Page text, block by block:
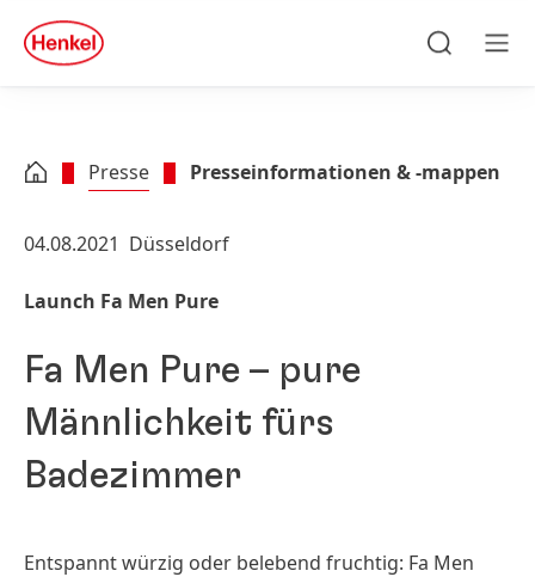
Zu Footer springen
quick
search
Presse Presseinformationen & -mappen
04.08.2021 Düsseldorf
Launch Fa Men Pure
Fa Men Pure – pure
Männlichkeit fürs
Badezimmer
Entspannt würzig oder belebend fruchtig: Fa Men